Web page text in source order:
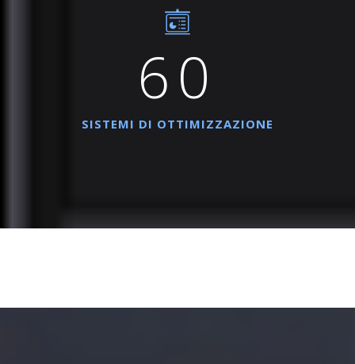
60
SISTEMI DI OTTIMIZZAZIONE